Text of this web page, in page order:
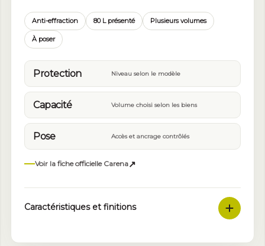
Anti-effraction 80 L présenté Plusieurs volumes
À poser
Protection Niveau selon le modèle
Capacité Volume choisi selon les biens
Pose Accès et ancrage contrôlés
Voir la fiche officielle Carena↗
Caractéristiques et finitions